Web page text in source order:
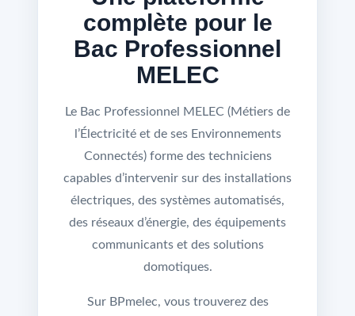
complète pour le
Bac Professionnel
MELEC
Le Bac Professionnel MELEC (Métiers de
l’Électricité et de ses Environnements
Connectés) forme des techniciens
capables d’intervenir sur des installations
électriques, des systèmes automatisés,
des réseaux d’énergie, des équipements
communicants et des solutions
domotiques.
Sur BPmelec, vous trouverez des